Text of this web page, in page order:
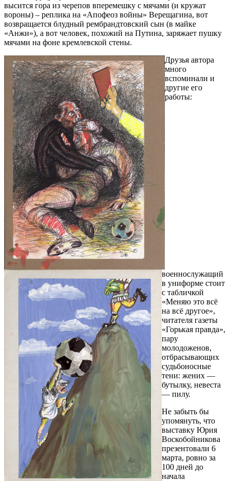
высится гора из черепов вперемешку с мячами (и кружат
вороны) – реплика на «Апофеоз войны» Верещагина, вот
возвращается блудный рембрандтовский сын (в майке
«Анжи»), а вот человек, похожий на Путина, заряжает пушку
мячами на фоне кремлевской стены.
Друзья автора
много
вспоминали и
другие его
работы:
военнослужащий
в униформе стоит
с табличкой
«Меняю это всё
на всё другое»,
читателя газеты
«Горькая правда»,
пару
молодоженов,
отбрасывающих
судьбоносные
тени: жених —
бутылку, невеста
— пилу.
Не забыть бы
упомянуть, что
выставку Юрия
Воскобойникова
презентовали 6
марта, ровно за
100 дней до
начала